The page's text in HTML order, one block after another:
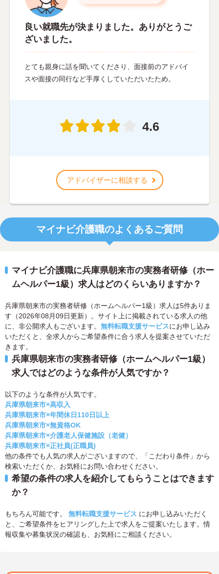
良い就職先が決まりました。ありがとうご
ざいました。
とても親身に話を聞いてくださり、面接前のアドバイ
スや面接の同行など手厚くしていただいたため。
4.6
アドバイザーに相談する
マイナビ介護職のよくあるご質問
マイナビ介護職に兵庫県朝来市の実務者研修（ホー
ムヘルパー1級）求人はどのくらいありますか？
兵庫県朝来市の実務者研修（ホームヘルパー1級）求人は5件ありま
す（2026年08月09日更新）。サイト上に掲載されている求人の他
に、非公開求人もございます。 無料転職支援サービスにお申し込み
いただくと、全求人からご希望条件に合う求人を提案させていただ
きます。
兵庫県朝来市の実務者研修（ホームヘルパー1級）
求人ではどのような条件が人気ですか？
以下のような条件が人気です。
兵庫県朝来市×高収入
兵庫県朝来市×年間休日110日以上
兵庫県朝来市×無資格OK
兵庫県朝来市×介護老人保健施設（老健）
兵庫県朝来市×正社員(正職員)
他の条件でも人気の求人がございますので、「こだわり条件」から
検索いただくか、お気軽にお問い合わせください。
希望の条件の求人を紹介してもらうことはできます
か？
もちろん可能です。 無料転職支援サービス にお申し込みいただく
と、ご希望条件をヒアリングした上で求人をご提案いたします。情
報収集や募集状況の確認も、お気軽にご相談ください。